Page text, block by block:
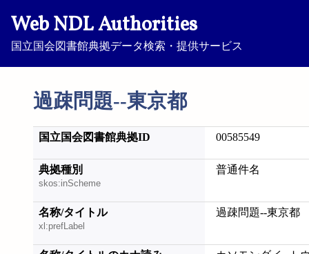
Web NDL Authorities
国立国会図書館典拠データ検索・提供サービス
過疎問題--東京都
国立国会図書館典拠ID 00585549
典拠種別
skos:inScheme
普通件名
名称/タイトル
xl:prefLabel
過疎問題--東京都